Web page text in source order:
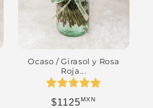
Ocaso / Girasol y Rosa
Roja...
Precio habitual
$1125MXN